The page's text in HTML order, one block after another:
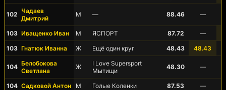
102 Чадаев
Дмитрий
М — 88.46 —
103 Иващенко Иван М ЯСПОРТ 87.72 —
103 Гнатюк Иванна Ж Ещё один круг 48.43 48.43
104 Белобокова
Светлана
Ж
I Love Supersport
Мытищи
48.30 —
104 Садковой Антон М Голые Коленки 87.53
—